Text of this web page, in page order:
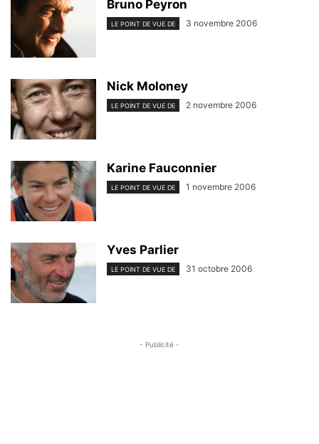
Bruno Peyron
LE POINT DE VUE DE 3 novembre 2006
Nick Moloney
LE POINT DE VUE DE 2 novembre 2006
Karine Fauconnier
LE POINT DE VUE DE 1 novembre 2006
Yves Parlier
LE POINT DE VUE DE 31 octobre 2006
- Publicité -